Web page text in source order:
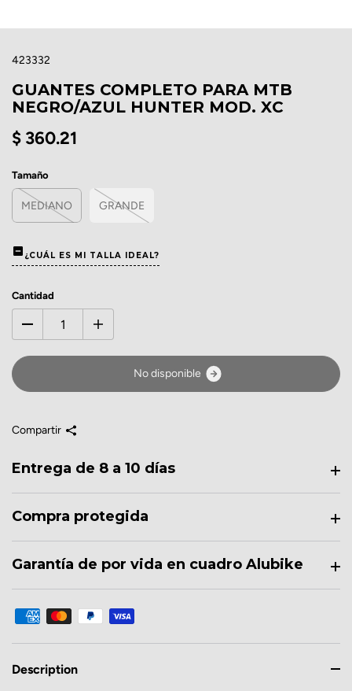
423332
GUANTES COMPLETO PARA MTB
NEGRO/AZUL HUNTER MOD. XC
$ 360.21
Tamaño
MEDIANO GRANDE
¿CUÁL ES MI TALLA IDEAL?
Cantidad
Nodisponible
Compartir
Entrega de 8 a 10 días
Compra protegida
Garantía de por vida en cuadro Alubike
Description